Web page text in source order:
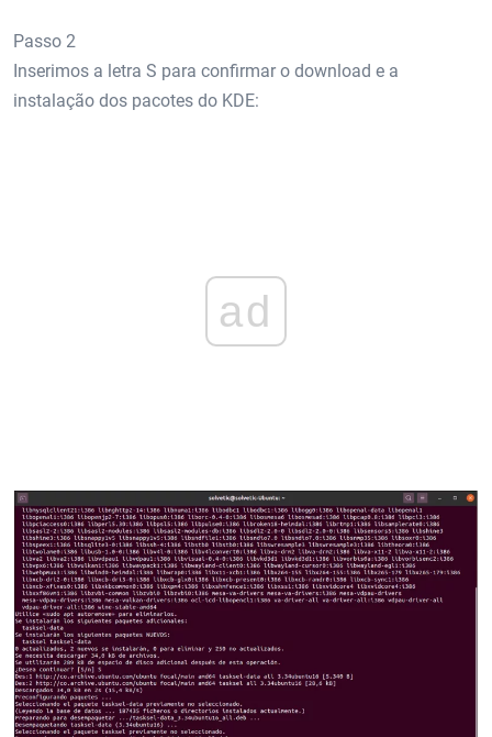
Passo 2
Inserimos a letra S para confirmar o download e a
instalação dos pacotes do KDE:
ad